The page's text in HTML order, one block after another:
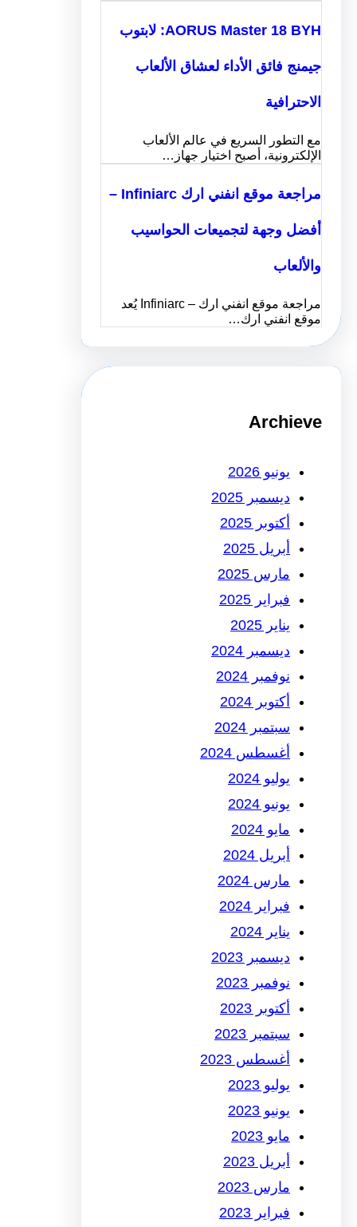
AORUS Master 18 BYH: لابتوب
جيمنج فائق الأداء لعشاق الألعاب
الاحترافية
مع التطور السريع في عالم الألعاب
الإلكترونية، أصبح اختيار جهاز…
مراجعة موقع انفني ارك Infiniarc –
أفضل وجهة لتجميعات الحواسيب
والألعاب
مراجعة موقع انفني ارك – Infiniarc يُعد
موقع انفني ارك…
Archieve
يونيو 2026
ديسمبر 2025
أكتوبر 2025
أبريل 2025
مارس 2025
فبراير 2025
يناير 2025
ديسمبر 2024
نوفمبر 2024
أكتوبر 2024
سبتمبر 2024
أغسطس 2024
يوليو 2024
يونيو 2024
مايو 2024
أبريل 2024
مارس 2024
فبراير 2024
يناير 2024
ديسمبر 2023
نوفمبر 2023
أكتوبر 2023
سبتمبر 2023
أغسطس 2023
يوليو 2023
يونيو 2023
مايو 2023
أبريل 2023
مارس 2023
فبراير 2023